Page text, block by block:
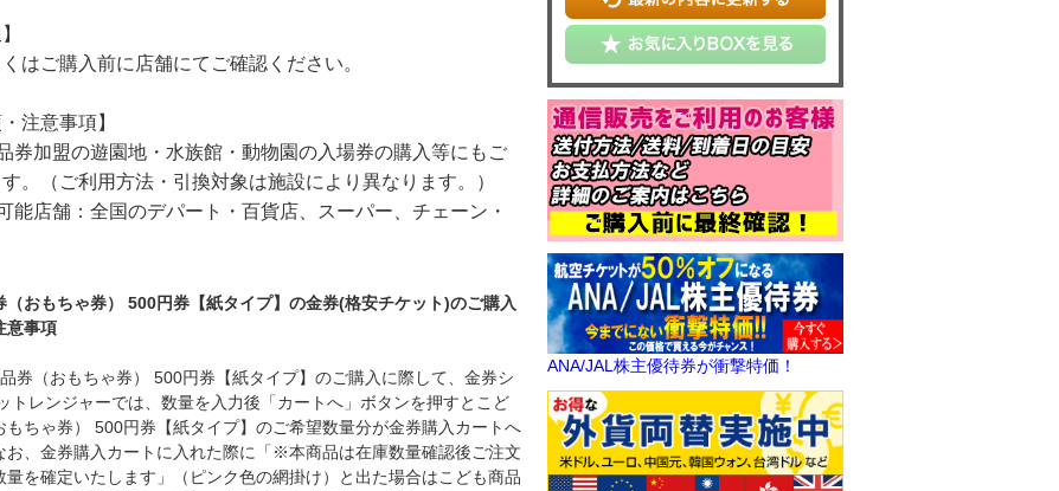
はご購入前に店舗にてご確認ください。
注意事項】
券加盟の遊園地・水族館・動物園の入場券の購入等にもご
。（ご利用方法・引換対象は施設により異なります。）
能店舗：全国のデパート・百貨店、スーパー、チェーン・
（おもちゃ券） 500円券【紙タイプ】の金券(格安チケット)のご購入
意事項
券（おもちゃ券） 500円券【紙タイプ】のご購入に際して、金券シ
トレンジャーでは、数量を入力後「カートへ」ボタンを押すとこど
もちゃ券） 500円券【紙タイプ】のご希望数量分が金券購入カートへ
お、金券購入カートに入れた際に「※本商品は在庫数量確認後ご注文
量を確定いたします」（ピンク色の網掛け）と出た場合はこども商品
ANA/JAL株主優待券が衝撃特価！